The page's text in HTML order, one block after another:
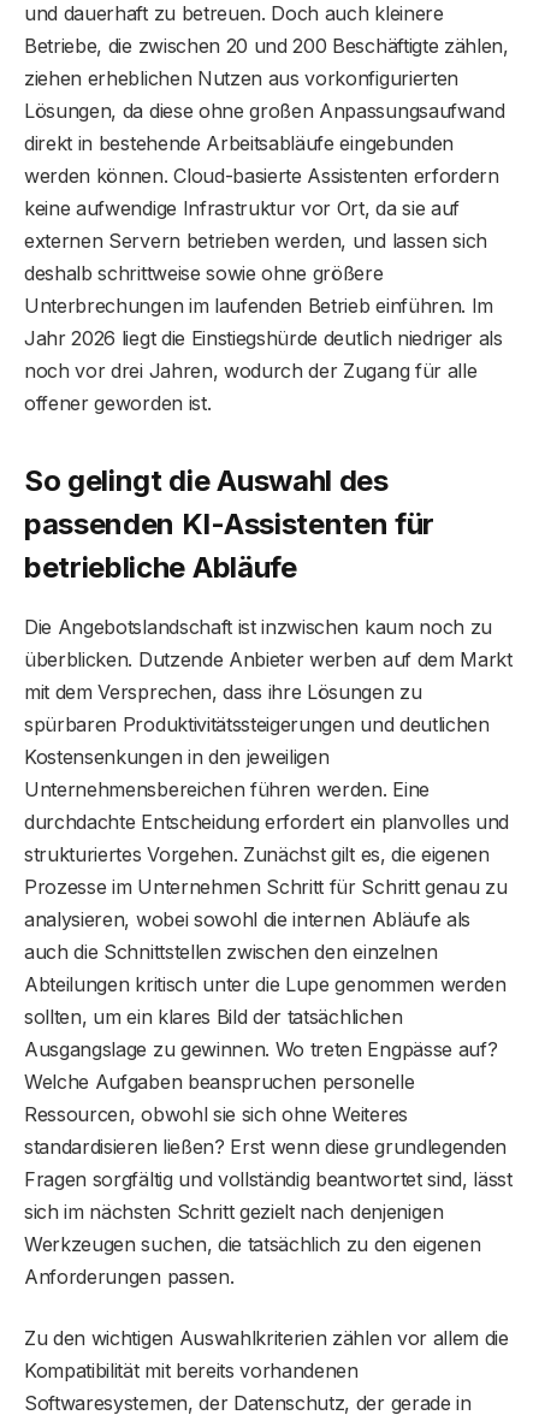
und dauerhaft zu betreuen. Doch auch kleinere
Betriebe, die zwischen 20 und 200 Beschäftigte zählen,
ziehen erheblichen Nutzen aus vorkonfigurierten
Lösungen, da diese ohne großen Anpassungsaufwand
direkt in bestehende Arbeitsabläufe eingebunden
werden können. Cloud-basierte Assistenten erfordern
keine aufwendige Infrastruktur vor Ort, da sie auf
externen Servern betrieben werden, und lassen sich
deshalb schrittweise sowie ohne größere
Unterbrechungen im laufenden Betrieb einführen. Im
Jahr 2026 liegt die Einstiegshürde deutlich niedriger als
noch vor drei Jahren, wodurch der Zugang für alle
offener geworden ist.
So gelingt die Auswahl des
passenden KI-Assistenten für
betriebliche Abläufe
Die Angebotslandschaft ist inzwischen kaum noch zu
überblicken. Dutzende Anbieter werben auf dem Markt
mit dem Versprechen, dass ihre Lösungen zu
spürbaren Produktivitätssteigerungen und deutlichen
Kostensenkungen in den jeweiligen
Unternehmensbereichen führen werden. Eine
durchdachte Entscheidung erfordert ein planvolles und
strukturiertes Vorgehen. Zunächst gilt es, die eigenen
Prozesse im Unternehmen Schritt für Schritt genau zu
analysieren, wobei sowohl die internen Abläufe als
auch die Schnittstellen zwischen den einzelnen
Abteilungen kritisch unter die Lupe genommen werden
sollten, um ein klares Bild der tatsächlichen
Ausgangslage zu gewinnen. Wo treten Engpässe auf?
Welche Aufgaben beanspruchen personelle
Ressourcen, obwohl sie sich ohne Weiteres
standardisieren ließen? Erst wenn diese grundlegenden
Fragen sorgfältig und vollständig beantwortet sind, lässt
sich im nächsten Schritt gezielt nach denjenigen
Werkzeugen suchen, die tatsächlich zu den eigenen
Anforderungen passen.
Zu den wichtigen Auswahlkriterien zählen vor allem die
Kompatibilität mit bereits vorhandenen
Softwaresystemen, der Datenschutz, der gerade in